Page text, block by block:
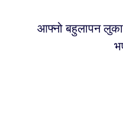
आफ्नो बहुलापन